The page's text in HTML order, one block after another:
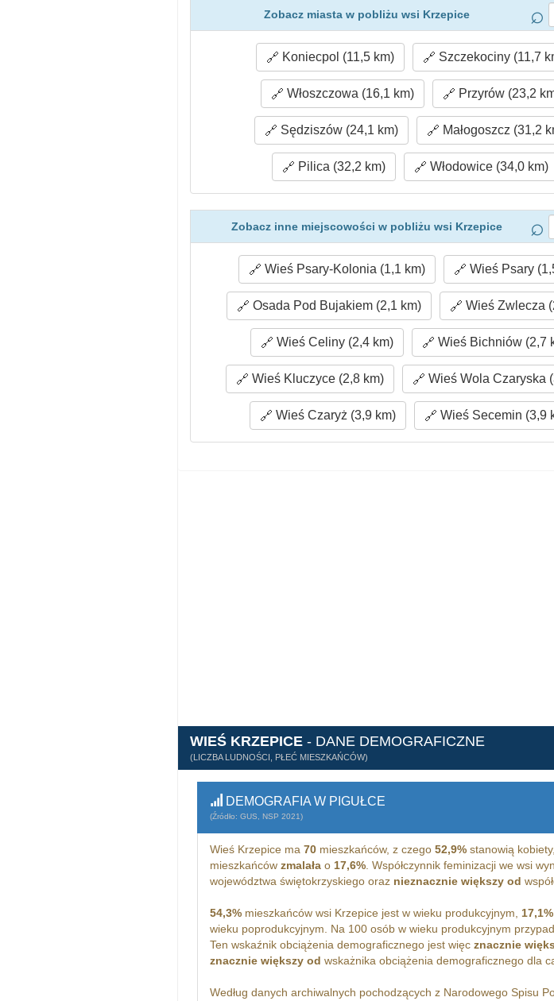
Zobacz miasta w pobliżu wsi Krzepice
Koniecpol (11,5 km) Szczekociny (11,7
Włoszczowa (16,1 km) Przyrów (23,2
Sędziszów (24,1 km) Małogoszcz (31,2
Pilica (32,2 km) Włodowice (34,0 km)
Zobacz inne miejscowości w pobliżu wsi Krzepice
Wieś Psary-Kolonia (1,1 km) Wieś Psary
Osada Pod Bujakiem (2,1 km) Wieś Zwlecza
Wieś Celiny (2,4 km) Wieś Bichniów (2,7
Wieś Kluczyce (2,8 km) Wieś Wola Czaryska
Wieś Czaryż (3,9 km) Wieś Secemin (3,9
WIEŚ KRZEPICE - DANE DEMOGRAFICZNE
(LICZBA LUDNOŚCI, PŁEĆ MIESZKAŃCÓW)
DEMOGRAFIA W PIGUŁCE
(Źródło: GUS, NSP 2021)
Wieś Krzepice ma 70mieszkańców, z czego 52,9%stanowią
mieszkańców zmalałao 17,6%. Współczynnik feminizacji we wsi
województwa świętokrzyskiego oraz nieznacznie większy od
54,3%mieszkańców wsi Krzepice jest w wieku produkcyjnym, 17,1%
wieku poprodukcyjnym. Na 100 osób w wieku produkcyjnym
Ten wskaźnik obciążenia demograficznego jest więc znacznie
znacznie większy od wskażnika obciążenia demograficznego dla
Według danych archiwalnych pochodzących z Narodowego Spisu